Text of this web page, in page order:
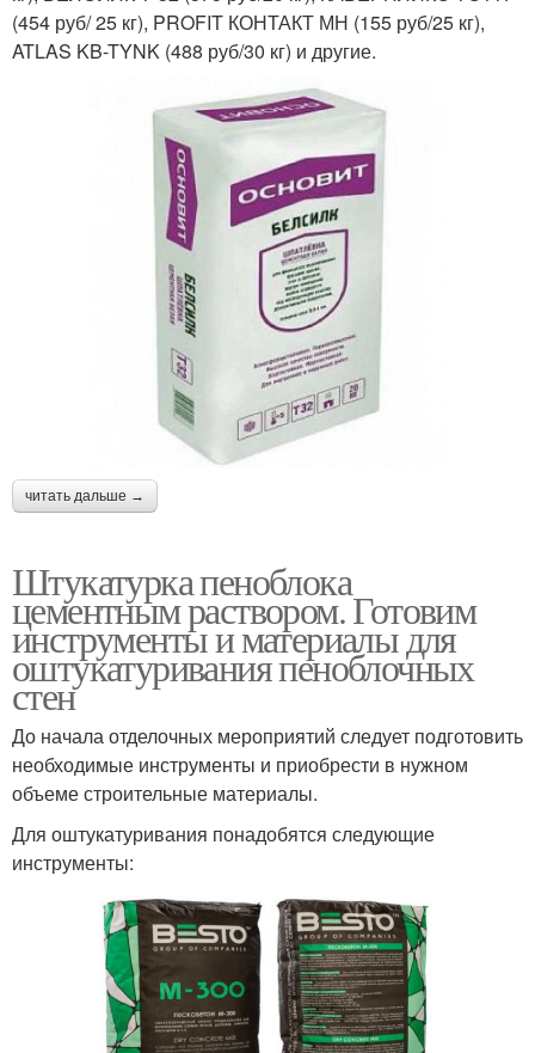
(454 руб/ 25 кг), PROFIT КОНТАКТ МН (155 руб/25 кг),
ATLAS KB-TYNK (488 руб/30 кг) и другие.
читать дальше →
Штукатурка пеноблока
цементным раствором. Готовим
инструменты и материалы для
оштукатуривания пеноблочных
стен
До начала отделочных мероприятий следует подготовить
необходимые инструменты и приобрести в нужном
объеме строительные материалы.
Для оштукатуривания понадобятся следующие
инструменты: